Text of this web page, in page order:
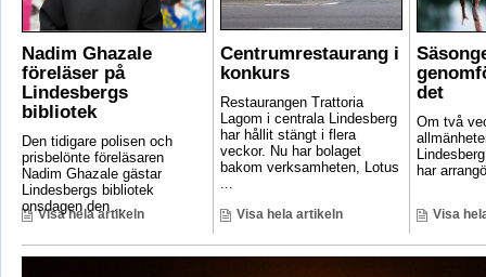
Nadim Ghazale
föreläser på
Lindesbergs
bibliotek
Den tidigare polisen och
prisbelönte föreläsaren
Nadim Ghazale gästar
Lindesbergs bibliotek
onsdagen den ...
Visa hela artikeln
Centrumrestaurang i
konkurs
Restaurangen Trattoria
Lagom i centrala Lindesberg
har hållit stängt i flera
veckor. Nu har bolaget
bakom verksamheten, Lotus
Visa hela artikeln
det
Om två
har
Visa